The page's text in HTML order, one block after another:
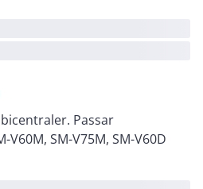
Passar
V60M, SM-V75M, SM-V60D